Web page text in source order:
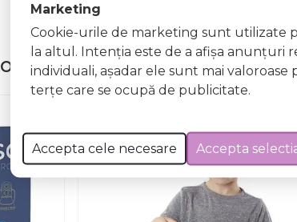
Marketing
Cookie-urile de marketing sunt utilizate
la altul. Intenţia este de a afişa
individuali, aşadar ele sunt mai
terţe care se ocupă de publicitate.
Accepta cele necesare Accepta